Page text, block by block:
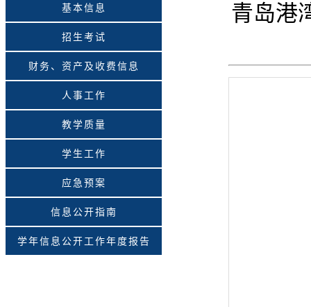
基本信息
招生考试
财务、资产及收费信息
人事工作
教学质量
学生工作
应急预案
信息公开指南
学年信息公开工作年度报告
青岛港